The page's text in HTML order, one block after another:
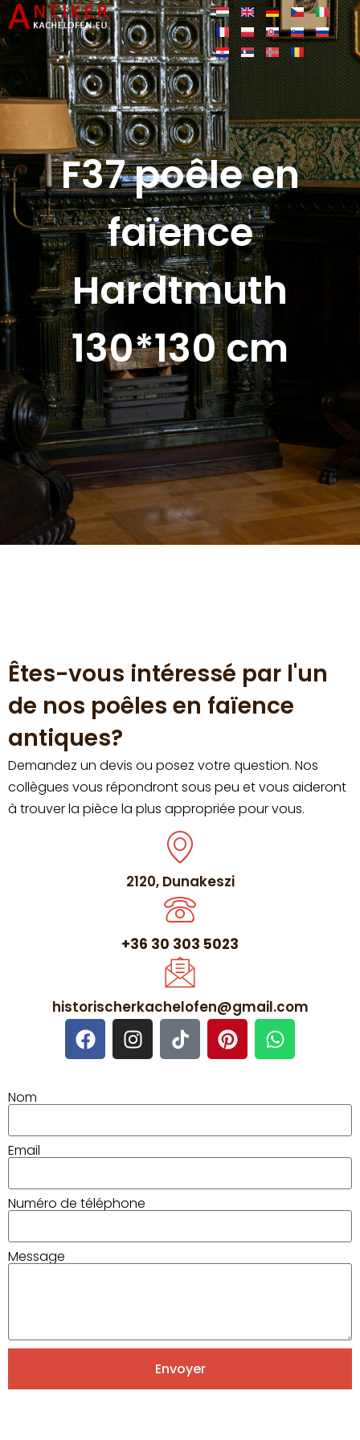
F37 poêle en
faïence
Hardtmuth
130*130 cm
Êtes-vous intéressé par l'un
de nos poêles en faïence
antiques?
Demandez un devis ou posez votre question. Nos
collègues vous répondront sous peu et vous aideront
à trouver la pièce la plus appropriée pour vous.
2120, Dunakeszi
+36 30 303 5023
historischerkachelofen@gmail.com
Nom
Email
Numéro de téléphone
Message
Envoyer